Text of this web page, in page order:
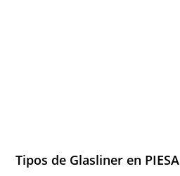
Tipos de Glasliner en PIESA